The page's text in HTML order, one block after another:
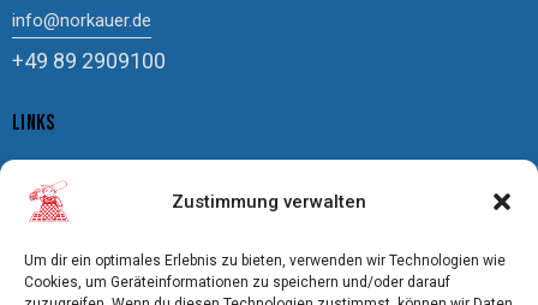
Zustimmung verwalten
Um dir ein optimales Erlebnis zu bieten, verwenden wir Technologien wie
Cookies, um Geräteinformationen zu speichern und/oder darauf
info@norkauer.de
+49 89 2909100
LINKS
Impressum
Datenschutz
AGBs